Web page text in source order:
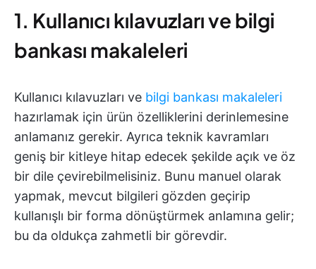
1. Kullanıcı kılavuzları ve bilgi
bankası makaleleri
Kullanıcı kılavuzları ve bilgi bankası makaleleri
hazırlamak için ürün özelliklerini derinlemesine
anlamanız gerekir. Ayrıca teknik kavramları
geniş bir kitleye hitap edecek şekilde açık ve öz
bir dile çevirebilmelisiniz. Bunu manuel olarak
yapmak, mevcut bilgileri gözden geçirip
kullanışlı bir forma dönüştürmek anlamına gelir;
bu da oldukça zahmetli bir görevdir.